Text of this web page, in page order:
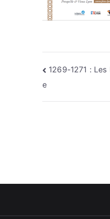
de
1269-1271 :
e